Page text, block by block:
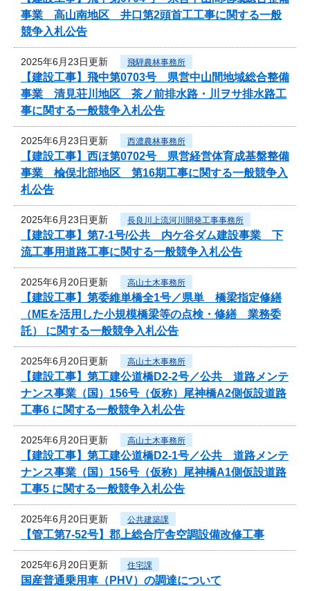
事業 高山南地区 井口第2頭首工工事に関する一般
競争入札公告
2025年6月23日更新 飛騨農林事務所
【建設工事】飛中第0703号 県営中山間地域総合整備
事業 清見荘川地区 茶ノ前排水路・川ヲサ排水路工
事に関する一般競争入札公告
2025年6月23日更新 西濃農林事務所
【建設工事】西ほ第0702号 県営経営体育成基盤整備
事業 楡俣北部地区 第16期工事に関する一般競争入
札公告
2025年6月23日更新 長良川上流河川開発工事事務所
【建設工事】第7-1号/公共 内ケ谷ダム建設事業 下
流工事用道路工事に関する一般競争入札公告
2025年6月20日更新 高山土木事務所
【建設工事】第委維単橋全1号／県単 橋梁指定修繕
（MEを活用した小規模橋梁等の点検・修繕 業務委
託） に関する一般競争入札公告
2025年6月20日更新 高山土木事務所
【建設工事】第工建公道橋D2-2号／公共 道路メンテ
ナンス事業（国）156号（仮称）尾神橋A2側仮設道路
工事6 に関する一般競争入札公告
2025年6月20日更新 高山土木事務所
【建設工事】第工建公道橋D2-1号／公共 道路メンテ
ナンス事業（国）156号（仮称）尾神橋A1側仮設道路
工事5 に関する一般競争入札公告
2025年6月20日更新 公共建築課
【管工第7-52号】郡上総合庁舎空調設備改修工事
2025年6月20日更新 住宅課
国産普通乗用車（PHV）の調達について